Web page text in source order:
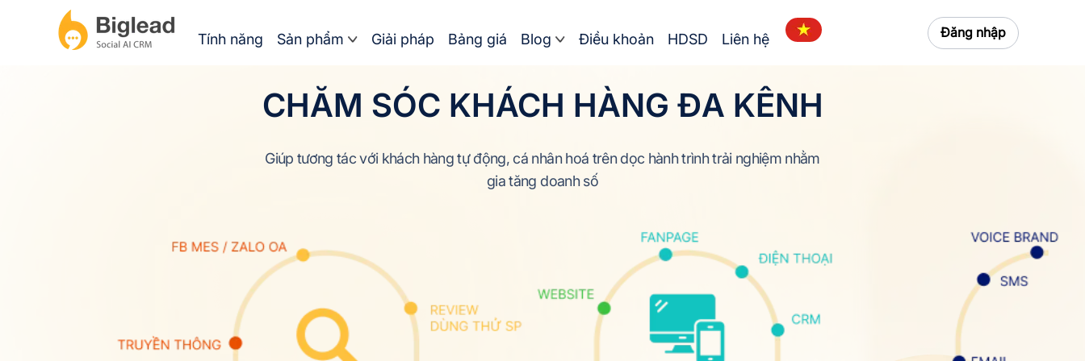
Tính năng Sản phẩm Giải pháp Bảng giá Blog Điều khoản HDSD Liên hệ Đăng nhập
CHĂM SÓC KHÁCH HÀNG ĐA KÊNH
Giúp tương tác với khách hàng tự động, cá nhân hoá trên dọc hành trình trải nghiệm nhằm
gia tăng doanh số